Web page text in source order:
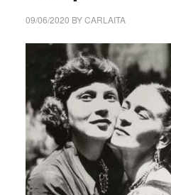
09/06/2020 BYCARLAITA